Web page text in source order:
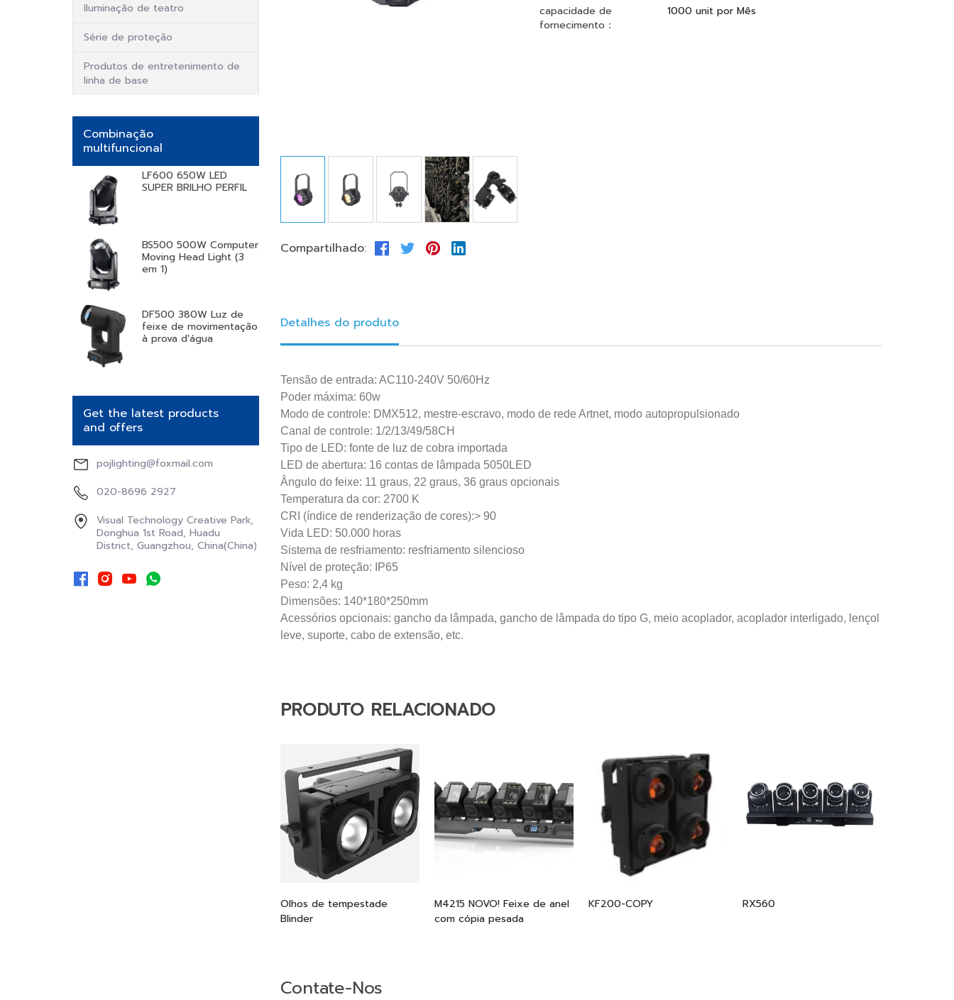
Iluminação de teatro
Série de proteção
Produtos de entretenimento de
linha de base
Combinação
multifuncional
LF600 650W LED
SUPER BRILHO PERFIL
BS500 500W Computer
Moving Head Light (3
em 1)
DF500 380W Luz de
feixe de movimentação
à prova d'água
Get the latest products
and offers
pojlighting@foxmail.com
020-8696 2927
Visual Technology Creative Park,
Donghua 1st Road, Huadu
District, Guangzhou, China(China)
Compartilhado:
capacidade de
fornecimento：
1000 unit por Mês
Detalhes do produto
PRODUTO RELACIONADO
Olhos de tempestade
Blinder
M4215 NOVO! Feixe de anel
com cópia pesada
KF200-COPY RX560
Contate-Nos